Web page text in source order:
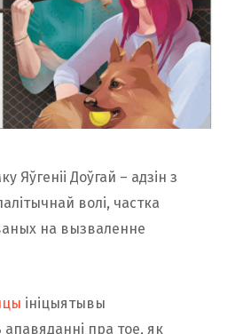
Яўгеніі Доўгай – адзін з
волі, частка
на вызваленне
ініцыятывы
апавяданні пра тое, як